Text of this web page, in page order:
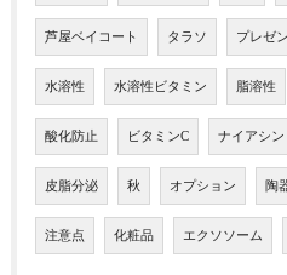
芦屋ベイコート タラソ プレゼ
水溶性 水溶性ビタミン 脂溶性
酸化防止 ビタミンC ナイアシン
皮脂分泌 秋 オプション 陶
注意点 化粧品 エクソソーム